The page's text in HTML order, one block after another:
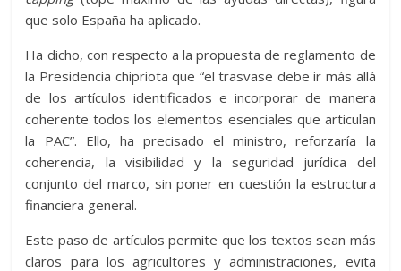
que solo España ha aplicado.
Ha dicho, con respecto a la propuesta de reglamento de
la Presidencia chipriota que “el trasvase debe ir más allá
de los artículos identificados e incorporar de manera
coherente todos los elementos esenciales que articulan
la PAC”. Ello, ha precisado el ministro, reforzaría la
coherencia, la visibilidad y la seguridad jurídica del
conjunto del marco, sin poner en cuestión la estructura
financiera general.
Este paso de artículos permite que los textos sean más
claros para los agricultores y administraciones, evita